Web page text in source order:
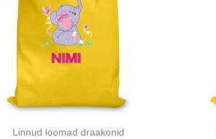
Linnud loomad draakonid